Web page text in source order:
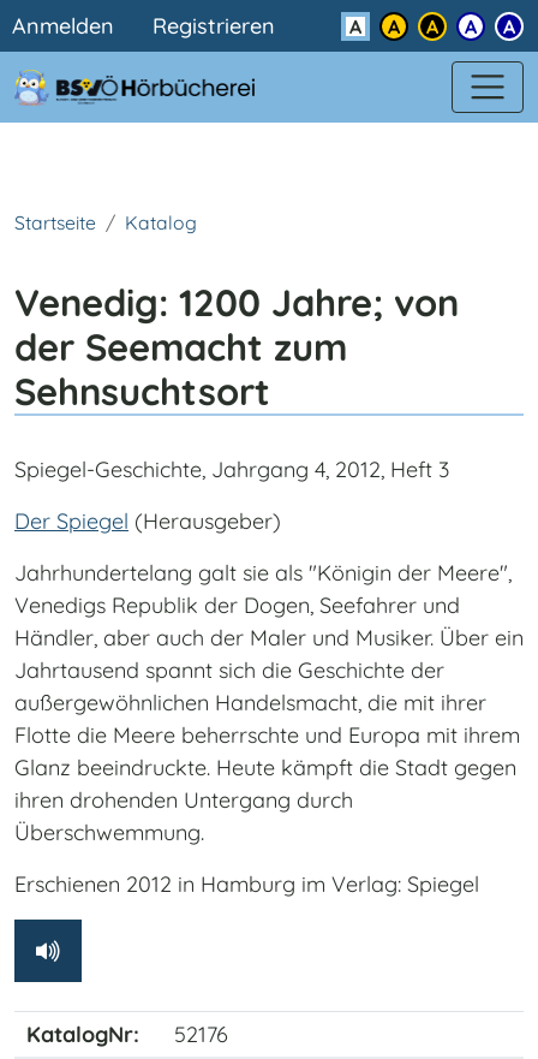
Direkt zum Inhalt
Benutzermenü
Anmelden Registrieren Kontrast
Startseite Katalog
Venedig: 1200 Jahre; von
der Seemacht zum
Sehnsuchtsort
Spiegel-Geschichte, Jahrgang 4, 2012, Heft 3
Der Spiegel (Herausgeber)
Jahrhundertelang galt sie als "Königin der Meere",
Venedigs Republik der Dogen, Seefahrer und
Händler, aber auch der Maler und Musiker. Über ein
Jahrtausend spannt sich die Geschichte der
außergewöhnlichen Handelsmacht, die mit ihrer
Flotte die Meere beherrschte und Europa mit ihrem
Glanz beeindruckte. Heute kämpft die Stadt gegen
ihren drohenden Untergang durch
Überschwemmung.
Erschienen 2012 in Hamburg im Verlag: Spiegel
KatalogNr:
52176